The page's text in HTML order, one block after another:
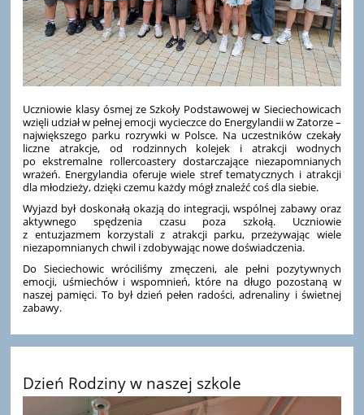
Uczniowie klasy ósmej ze Szkoły Podstawowej w Sieciechowicach
wzięli udział w pełnej emocji wycieczce do Energylandii w Zatorze –
największego parku rozrywki w Polsce. Na uczestników czekały
liczne atrakcje, od rodzinnych kolejek i atrakcji wodnych
po ekstremalne rollercoastery dostarczające niezapomnianych
wrażeń. Energylandia oferuje wiele stref tematycznych i atrakcji
dla młodzieży, dzięki czemu każdy mógł znaleźć coś dla siebie.
Wyjazd był doskonałą okazją do integracji, wspólnej zabawy oraz
aktywnego spędzenia czasu poza szkołą. Uczniowie
z entuzjazmem korzystali z atrakcji parku, przeżywając wiele
niezapomnianych chwil i zdobywając nowe doświadczenia.
Do Sieciechowic wróciliśmy zmęczeni, ale pełni pozytywnych
emocji, uśmiechów i wspomnień, które na długo pozostaną w
naszej pamięci. To był dzień pełen radości, adrenaliny i świetnej
zabawy.
Dzień Rodziny w naszej szkole